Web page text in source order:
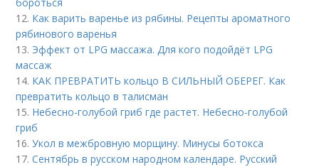
12. Как варить варенье из рябины. Рецепты ароматного
рябинового варенья
13. Эффект от LPG массажа. Для кого подойдёт LPG
массаж
14. КАК ПРЕВРАТИТЬ кольцо В СИЛЬНЫЙ ОБЕРЕГ. Как
превратить кольцо в талисман
15. Небесно-голубой гриб где растет. Небесно-голубой
гриб
16.Укол в межбровную морщину. Минусы ботокса
17.Сентябрь в русском народном календаре. Русский